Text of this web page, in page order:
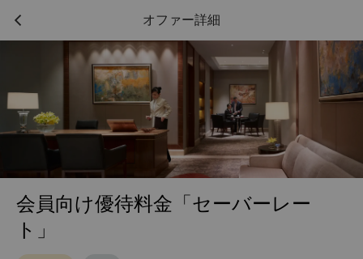
オファー詳細
会員向け優待料金「セーバーレー
ト」